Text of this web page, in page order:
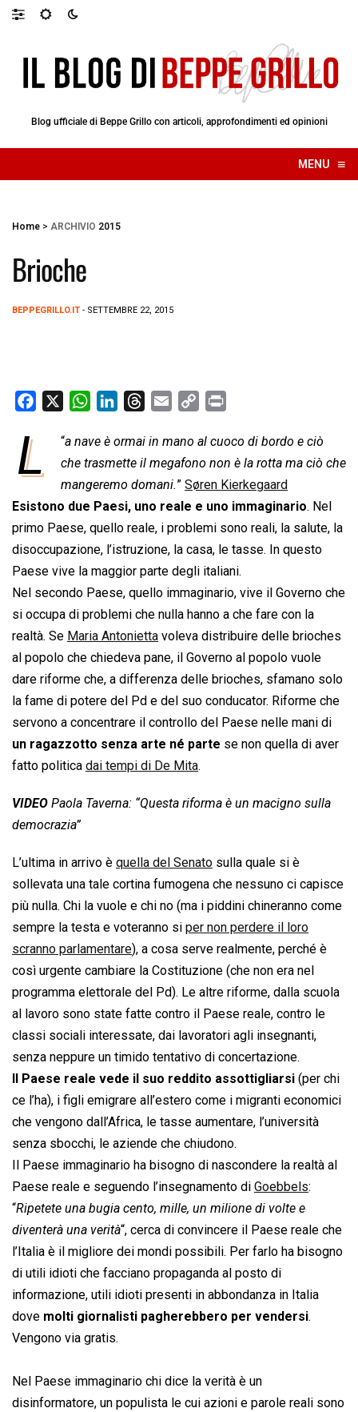
Blog ufficiale di Beppe Grillo con articoli, approfondimenti ed opinioni
MENU ≡
☰
Home > ARCHIVIO 2015
Brioche
BEPPEGRILLO.IT - SETTEMBRE 22, 2015
o
o
k
W
a
t
s
A
p
p
n
k
e
d
I
n
r
e
a
d
s
a
i
l
p
y
L
i
n
k
i
n
t
“
L
a nave è ormai in mano al cuoco di bordo e ciò
che trasmette il megafono non è la rotta ma ciò che
mangeremo domani.” Søren Kierkegaard
Esistono due Paesi, uno reale e uno immaginario. Nel
primo Paese, quello reale, i problemi sono reali, la salute, la
disoccupazione, l’istruzione, la casa, le tasse. In questo
Paese vive la maggior parte degli italiani.
Nel secondo Paese, quello immaginario, vive il Governo che
si occupa di problemi che nulla hanno a che fare con la
realtà. Se Maria Antonietta voleva distribuire delle brioches
al popolo che chiedeva pane, il Governo al popolo vuole
dare riforme che, a differenza delle brioches, sfamano solo
la fame di potere del Pd e del suo conducator. Riforme che
servono a concentrare il controllo del Paese nelle mani di
un ragazzotto senza arte né parte se non quella di aver
fatto politica dai tempi di De Mita.
VIDEO Paola Taverna: “Questa riforma è un macigno sulla
democrazia”
L’ultima in arrivo è quella del Senato sulla quale si è
sollevata una tale cortina fumogena che nessuno ci capisce
più nulla. Chi la vuole e chi no (ma i piddini chineranno come
sempre la testa e voteranno si per non perdere il loro
scranno parlamentare), a cosa serve realmente, perché è
così urgente cambiare la Costituzione (che non era nel
programma elettorale del Pd). Le altre riforme, dalla scuola
al lavoro sono state fatte contro il Paese reale, contro le
classi sociali interessate, dai lavoratori agli insegnanti,
senza neppure un timido tentativo di concertazione.
Il Paese reale vede il suo reddito assottigliarsi (per chi
ce l’ha), i figli emigrare all’estero come i migranti economici
che vengono dall’Africa, le tasse aumentare, l’università
senza sbocchi, le aziende che chiudono.
Il Paese immaginario ha bisogno di nascondere la realtà al
Paese reale e seguendo l’insegnamento di Goebbels:
“Ripetete una bugia cento, mille, un milione di volte e
diventerà una verità“, cerca di convincere il Paese reale che
l’Italia è il migliore dei mondi possibili. Per farlo ha bisogno
di utili idioti che facciano propaganda al posto di
informazione, utili idioti presenti in abbondanza in Italia
dove molti giornalisti pagherebbero per vendersi.
Vengono via gratis.
Nel Paese immaginario chi dice la verità è un
disinformatore, un populista le cui azioni e parole reali sono